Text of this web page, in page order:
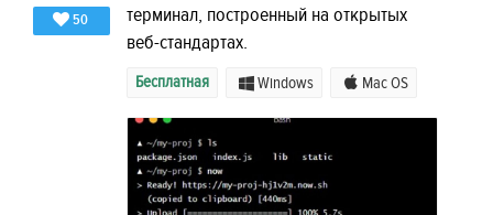
50
терминал, построенный на открытых
веб-стандартах.
Бесплатная Windows Mac OS